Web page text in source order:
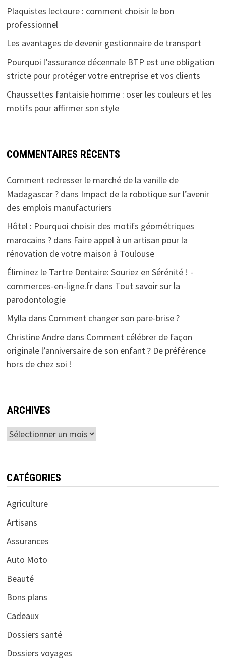
Plaquistes lectoure : comment choisir le bon
professionnel
Les avantages de devenir gestionnaire de transport
Pourquoi l’assurance décennale BTP est une obligation
stricte pour protéger votre entreprise et vos clients
Chaussettes fantaisie homme : oser les couleurs et les
motifs pour affirmer son style
COMMENTAIRES RÉCENTS
Comment redresser le marché de la vanille de
Madagascar ?dans Impact de la robotique sur l’avenir
des emplois manufacturiers
Hôtel : Pourquoi choisir des motifs géométriques
marocains ?dans Faire appel à un artisan pour la
rénovation de votre maison à Toulouse
Éliminez le Tartre Dentaire: Souriez en Sérénité ! -
commerces-en-ligne.frdans Tout savoir sur la
parodontologie
Mylla dans Comment changer son pare-brise ?
Christine Andredans Comment célébrer de façon
originale l’anniversaire de son enfant ? De préférence
hors de chez soi !
ARCHIVES
Archives
CATÉGORIES
Agriculture
Artisans
Assurances
Auto Moto
Beauté
Bons plans
Cadeaux
Dossiers santé
Dossiers voyages